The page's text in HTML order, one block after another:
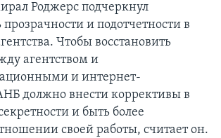
Роджерс подчеркнул
и подотчетности в
Чтобы восстановить
агентством и
и интернет-
должно внести коррективы в
и быть более
своей работы, считает он.